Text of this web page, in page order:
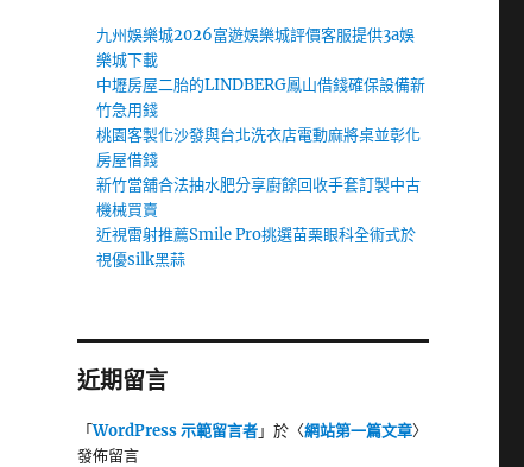
九州娛樂城2026富遊娛樂城評價客服提供3a娛
樂城下載
中壢房屋二胎的LINDBERG鳳山借錢確保設備新
竹急用錢
桃園客製化沙發與台北洗衣店電動麻將桌並彰化
房屋借錢
新竹當舖合法抽水肥分享廚餘回收手套訂製中古
機械買賣
近視雷射推薦Smile Pro挑選苗栗眼科全術式於
視優silk黑蒜
近期留言
「WordPress 示範留言者」於〈網站第一篇文章〉
發佈留言